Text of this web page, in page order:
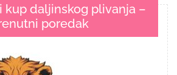
kup daljinskog plivanja –
poredak